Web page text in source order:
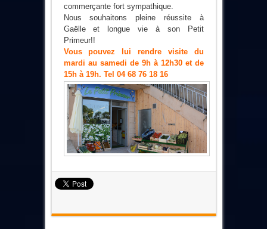
commerçante fort sympathique.
Nous souhaitons pleine réussite à
Gaëlle et longue vie à son Petit
Primeur!!
Vous pouvez lui rendre visite du
mardi au samedi de 9h à 12h30 et de
15h à 19h. Tel 04 68 76 18 16